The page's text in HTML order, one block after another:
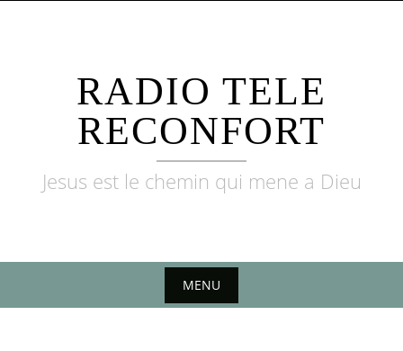
RADIO TELE
RECONFORT
Jesus est le chemin qui mene a Dieu
MENU